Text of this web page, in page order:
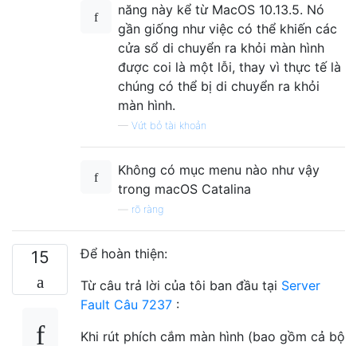
năng này kể từ MacOS 10.13.5. Nó
gần giống như việc có thể khiến các
cửa sổ di chuyển ra khỏi màn hình
được coi là một lỗi, thay vì thực tế là
chúng có thể bị di chuyển ra khỏi
màn hình.
— Vứt bỏ tài khoản
Không có mục menu nào như vậy
trong macOS Catalina
rõ ràng
15
Để hoàn thiện:
Từ câu trả lời của tôi ban đầu tại Server
Fault Câu 7237 :
Khi rút phích cắm màn hình (bao gồm cả bộ